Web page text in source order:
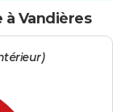
Vandières